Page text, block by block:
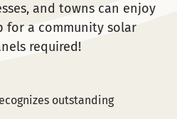
and towns can enjoy
for a community solar
required!
outstanding